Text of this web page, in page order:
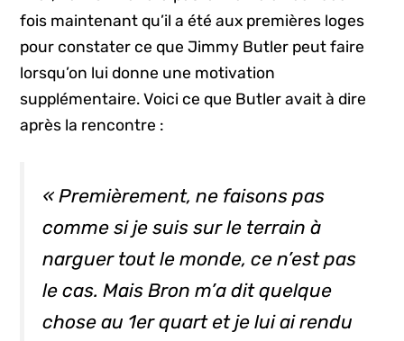
fois maintenant qu’il a été aux premières loges
pour constater ce que Jimmy Butler peut faire
lorsqu’on lui donne une motivation
supplémentaire. Voici ce que Butler avait à dire
après la rencontre :
« Premièrement, ne faisons pas
comme si je suis sur le terrain à
narguer tout le monde, ce n’est pas
le cas. Mais Bron m’a dit quelque
chose au 1er quart et je lui ai rendu